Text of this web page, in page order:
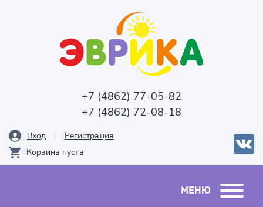
+7 (4862) 77-05-82
+7 (4862) 72-08-18
Вход
Рeгистрация
Корзина пуста